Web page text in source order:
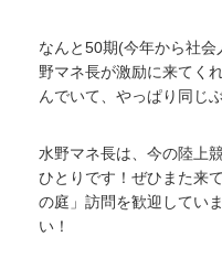
なんと50期(今年から社
野マネ長が激励に来てく
んでいて、やっぱり同じ
水野マネ長は、今の陸上
ひとりです！ぜひまた来
の庭」訪問を歓迎してい
い！